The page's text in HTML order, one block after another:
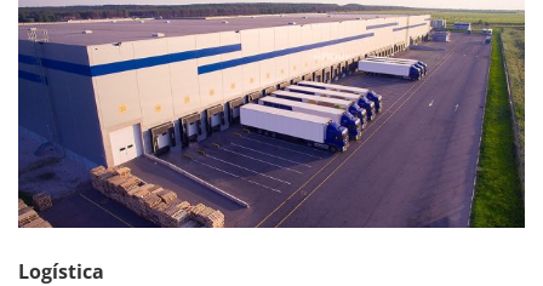
Logística